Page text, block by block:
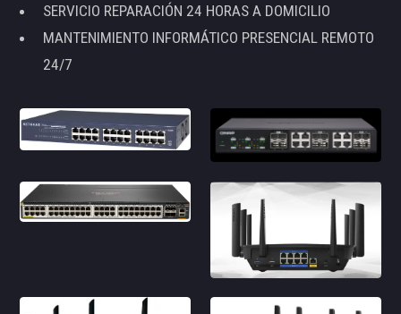
SERVICIO REPARACIÓN 24 HORAS A DOMICILIO
MANTENIMIENTO INFORMÁTICO PRESENCIAL REMOTO
24/7